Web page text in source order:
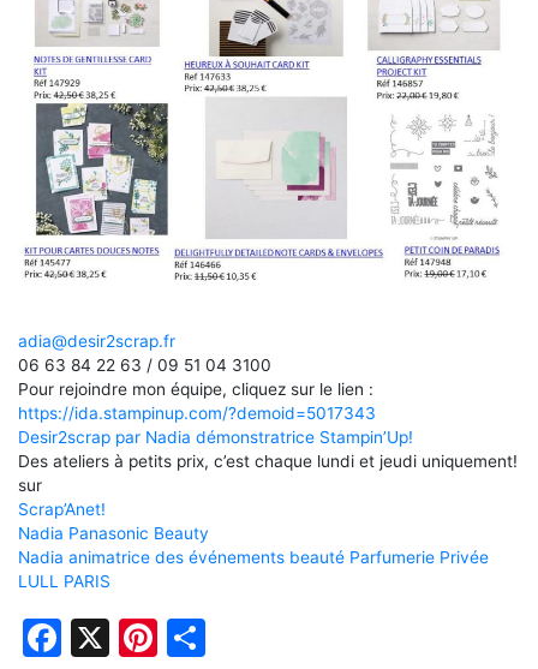
adia@desir2scrap.fr
06 63 84 22 63 / 09 51 04 3100
Pour rejoindre mon équipe, cliquez sur le lien :
https://ida.stampinup.com/?demoid=5017343
Desir2scrap par Nadia démonstratrice Stampin’Up!
Des ateliers à petits prix, c’est chaque lundi et jeudi uniquement!
sur
Scrap’Anet!
Nadia Panasonic Beauty
Nadia animatrice des événements beauté Parfumerie Privée
LULL PARIS
Facebook
X Pinterest